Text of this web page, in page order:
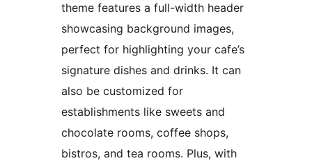
theme features a full-width header
showcasing background images,
perfect for highlighting your cafe’s
signature dishes and drinks. It can
also be customized for
establishments like sweets and
chocolate rooms, coffee shops,
bistros, and tea rooms. Plus, with